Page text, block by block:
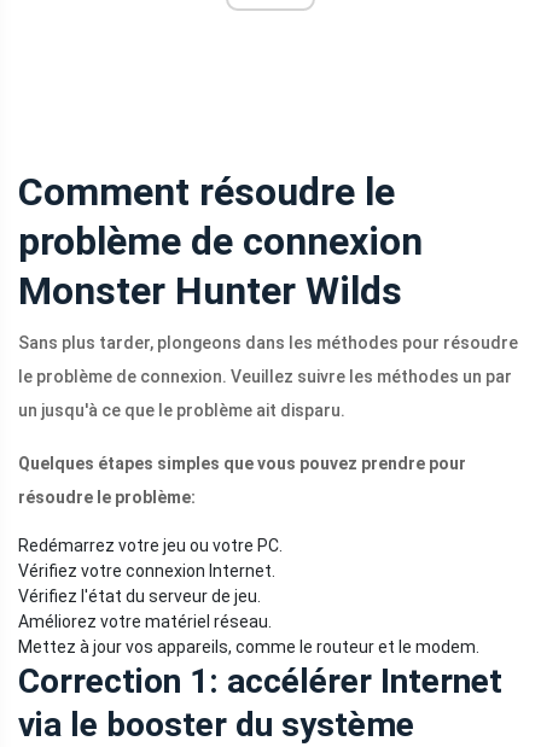
Comment résoudre le
problème de connexion
Monster Hunter Wilds
Sans plus tarder, plongeons dans les méthodes pour résoudre
le problème de connexion. Veuillez suivre les méthodes un par
un jusqu'à ce que le problème ait disparu.
Quelques étapes simples que vous pouvez prendre pour
résoudre le problème:
Redémarrez votre jeu ou votre PC.
Vérifiez votre connexion Internet.
Vérifiez l'état du serveur de jeu.
Améliorez votre matériel réseau.
Mettez à jour vos appareils, comme le routeur et le modem.
Correction 1: accélérer Internet
via le booster du système